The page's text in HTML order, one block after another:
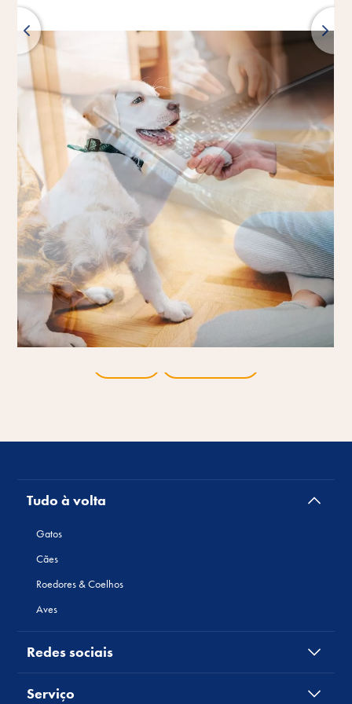
Tudo à volta
Gatos
Cães
Roedores & Coelhos
Aves
Redes sociais
Serviço